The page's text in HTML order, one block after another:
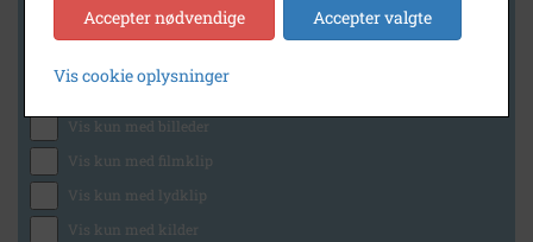
Generelt
Vis kun med billeder
Vis kun med filmklip
Vis kun med lydklip
Vis kun med kilder
Accepter nødvendige Accepter valgte
Vis cookie oplysninger